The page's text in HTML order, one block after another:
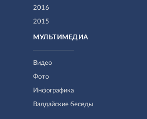
2016
2015
МУЛЬТИМЕДИА
Видео
Фото
Инфографика
Валдайские беседы